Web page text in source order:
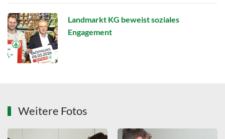
Landmarkt KG beweist soziales
Engagement
Weitere Fotos